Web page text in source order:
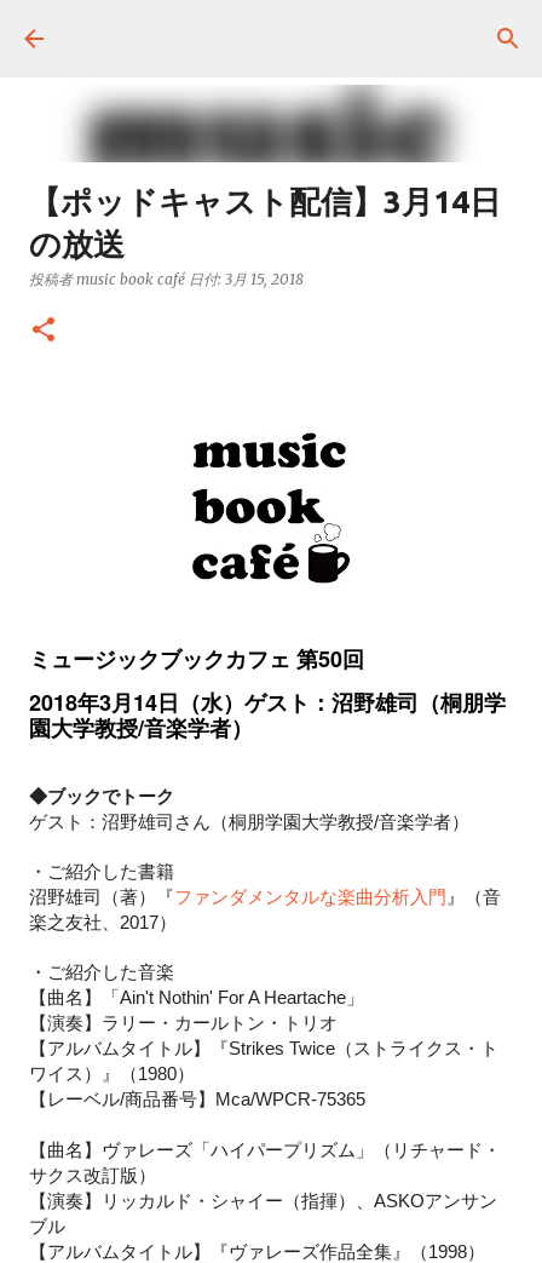
【ポッドキャスト配信】3月14日
の放送
投稿者music book café 日付: 3月 15, 2018
ミュージックブックカフェ 第50回
2018年3月14日（水）ゲスト：沼野雄司（桐朋学
園大学教授/音楽学者）
◆ブックでトーク
ゲスト：沼野雄司さん（桐朋学園大学教授/音楽学者）
・ご紹介した書籍
沼野雄司
（著）『ファンダメンタルな楽曲分析入門 』（音
楽之友社、2017）
・ご紹介した音楽
【曲名】「Ain't Nothin' For A Heartache」
【演奏】ラリー・カールトン・トリオ
【アルバムタイトル】『Strikes Twice（ストライクス・ト
ワイス）』（1980）
【 レーベル/商品番号】Mca/WPCR-75365
【曲名】ヴァレーズ「ハイパープリズム」（リチャード・
サクス改訂版）
【演奏】リッカルド・シャイー（指揮）、ASKOアンサン
ブル
【アルバムタイトル】『ヴァレーズ作品全集』（1998）